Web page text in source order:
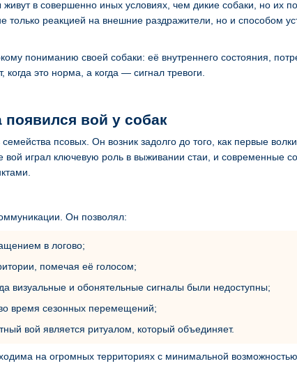
в совершенно иных условиях, чем дикие собаки, но их
реакцией на внешние раздражители, но и способом
пониманию своей собаки: её внутреннего состояния,
это норма, а когда — сигнал тревоги.
появился вой у собак
псовых. Он возник задолго до того, как первые
играл ключевую роль в выживании стаи, и современные
Он позволял:
в логово;
помечая её голосом;
визуальные и обонятельные сигналы были недоступны;
время сезонных перемещений;
вой является ритуалом, который объединяет.
на огромных территориях с минимальной возможностью